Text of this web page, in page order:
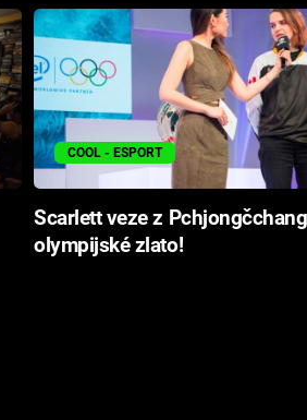
COOL - ESPORT
Scarlett veze z
olympijské zlato!